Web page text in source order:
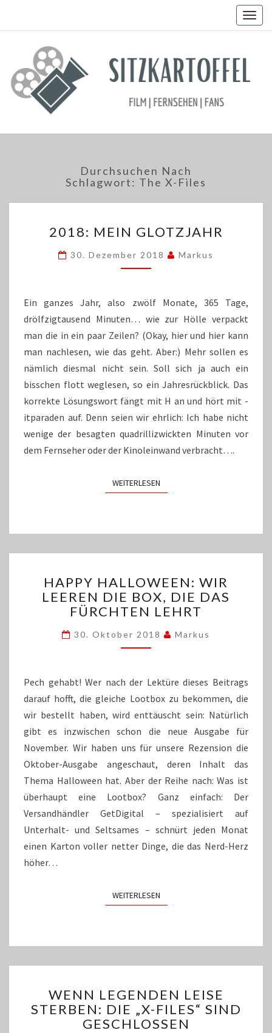
Durchsuchen Nach
Schlagwort: The X-Files
MEIN
2018: MEIN GLOTZJAHR
30. Dezember 2018 Markus
Ein ganzes Jahr, also zwölf Monate, 365 Tage,
drölfzigtausend Minuten… wie zur Hölle verpackt
man die in ein paar Zeilen? (Okay, hier und hier kann
man nachlesen, wie das geht. Aber:) Mehr sollen es
nämlich diesmal nicht sein. Soll sich ja auch ein
bisschen flott weglesen, so ein Jahresrückblick. Das
korrekte Lösungswort fängt mit H an und hört mit -
itparaden auf. Denn seien wir ehrlich: Ich habe nicht
wenige der besagten quadrillizwickten Minuten vor
dem Fernseher oder der Kinoleinwand verbracht….
WEITERLESENWEITERLESEN
HALLOWEEN:
WIR
LEEREN
BOX,
DIE
FÜRCHTEN
LEHRT
HAPPY HALLOWEEN: WIR
LEEREN DIE BOX, DIE DAS
FÜRCHTEN LEHRT
30. Oktober 2018 Markus
Pech gehabt! Wer nach der Lektüre dieses Beitrags
darauf hofft, die gleiche Lootbox zu bekommen, die
wir bestellt haben, wird enttäuscht sein: Natürlich
gibt es inzwischen schon die neue Ausgabe für
November. Wir haben uns für unsere Rezension die
Oktober-Ausgabe angeschaut, deren Inhalt das
Thema Halloween hat. Aber der Reihe nach: Was ist
überhaupt eine Lootbox? Ganz einfach: Der
Versandhändler GetDigital – spezialisiert auf
Unterhalt- und Seltsames – schnürt jeden Monat
einen Karton voller netter Dinge, die das Nerd-Herz
höher…
WEITERLESENWEITERLESEN
LEGENDEN
LEISE
STERBEN:
WENN LEGENDEN LEISE
STERBEN: DIE „X-FILES“ SIND
GESCHLOSSEN